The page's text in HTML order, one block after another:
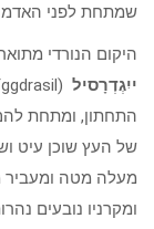
שמתחת לפני
היקום הנורדי
ייִגְדְרָסיל (Yggdrasil)
התחתון, ומתחת
של העץ שוכן עיט
מעלה מטה ומעביר
ומקרניו נובעים